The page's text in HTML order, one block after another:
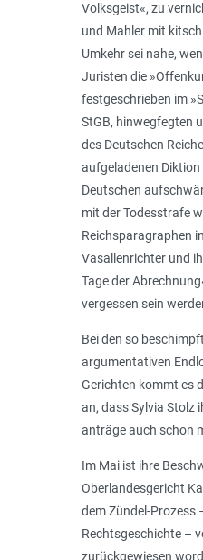
Volksgeist«, zu
und Mahler mit
Umkehr sei nahe,
Juristen die
festgeschrieben im
StGB, hinwegfegten
des Deutschen
aufgeladenen
Deutschen
mit der Todesstrafe
Reichsparagraphen
Vasallenrichter und
Tage der
vergessen sein
Bei den so
argumentativen
Gerichten kommt es
an, dass Sylvia Stolz
anträge auch schon
Im Mai ist ihre
Oberlandesgericht
dem Zündel-Prozess
Rechtsgeschichte –
zurückgewiesen